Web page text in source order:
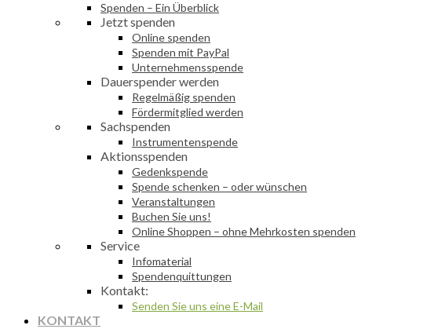
Spenden – Ein Überblick
Jetzt spenden
Online spenden
Spenden mit PayPal
Unternehmensspende
Dauerspender werden
Regelmäßig spenden
Fördermitglied werden
Sachspenden
Instrumentenspende
Aktionsspenden
Gedenkspende
Spende schenken – oder wünschen
Veranstaltungen
Buchen Sie uns!
Online Shoppen – ohne Mehrkosten spenden
Service
Infomaterial
Spendenquittungen
Kontakt:
Senden Sie uns eine E-Mail
KONTAKT